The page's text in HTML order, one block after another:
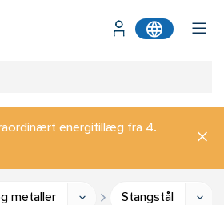
energitillæg fra 4.
metaller Stangstål